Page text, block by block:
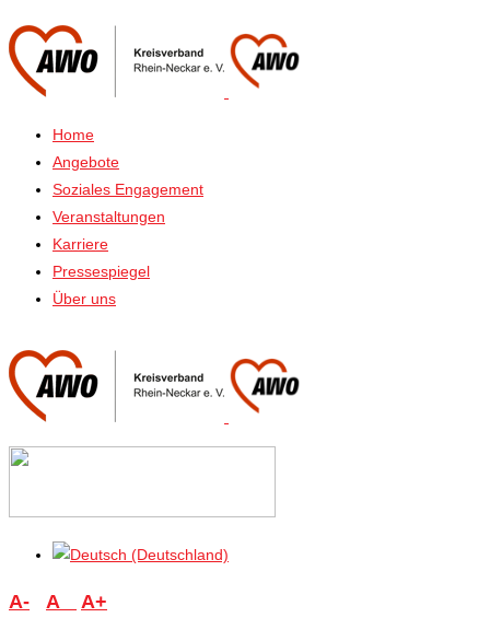
Home
Angebote
Soziales Engagement
Veranstaltungen
Karriere
Pressespiegel
Über uns
A- A A+